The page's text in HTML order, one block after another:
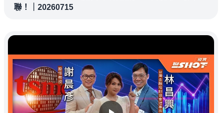
聯！｜20260715